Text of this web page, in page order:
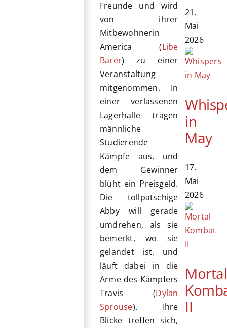
Freunde und wird
von ihrer
Mitbewohnerin
America (Libe
Barer) zu einer
Veranstaltung
mitgenommen. In
einer verlassenen
Lagerhalle tragen
männliche
Studierende
Kämpfe aus, und
dem Gewinner
blüht ein Preisgeld.
Die tollpatschige
Abby will gerade
umdrehen, als sie
bemerkt, wo sie
gelandet ist, und
läuft dabei in die
Arme des Kämpfers
Travis (Dylan
Sprouse). Ihre
Blicke treffen sich,
21.
Mai
2026
in
May
17.
Mai
2026
Mortal
II